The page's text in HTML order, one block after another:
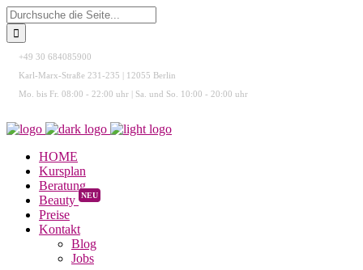
+49 30 684085900
Karl-Marx-Straße 231-235 | 12055 Berlin
Mo. bis Fr. 08:00 - 22:00 uhr | Sa. und So. 10:00 - 20:00 uhr
HOME
Kursplan
Beratung
Beauty
NEU
Preise
Kontakt
Blog
Jobs